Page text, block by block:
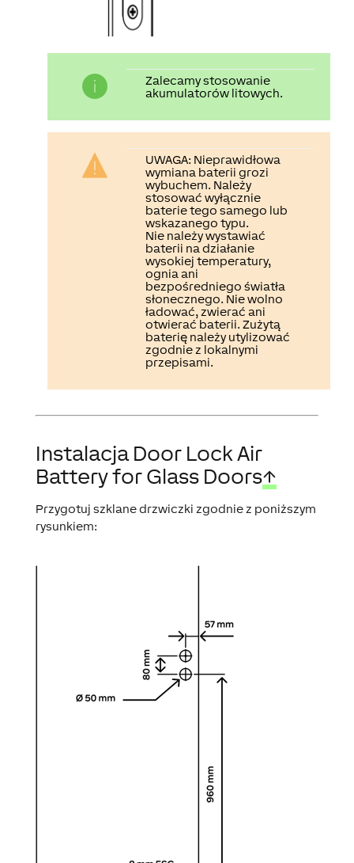
Zalecamy stosowanie
akumulatorów litowych.
UWAGA: Nieprawidłowa
wymiana baterii grozi
wybuchem. Należy
stosować wyłącznie
baterie tego samego lub
wskazanego typu.
Nie należy wystawiać
baterii na działanie
wysokiej temperatury,
ognia ani
bezpośredniego światła
słonecznego. Nie wolno
ładować, zwierać ani
otwierać baterii. Zużytą
baterię należy utylizować
zgodnie z lokalnymi
przepisami.
Instalacja Door Lock Air
Battery for Glass Doors↑
Przygotuj szklane drzwiczki zgodnie z poniższym
rysunkiem: